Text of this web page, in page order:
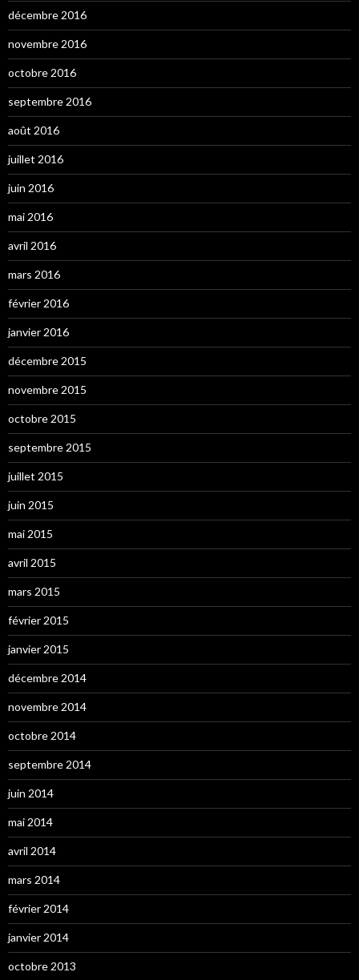
décembre 2016
novembre 2016
octobre 2016
septembre 2016
août 2016
juillet 2016
juin 2016
mai 2016
avril 2016
mars 2016
février 2016
janvier 2016
décembre 2015
novembre 2015
octobre 2015
septembre 2015
juillet 2015
juin 2015
mai 2015
avril 2015
mars 2015
février 2015
janvier 2015
décembre 2014
novembre 2014
octobre 2014
septembre 2014
juin 2014
mai 2014
avril 2014
mars 2014
février 2014
janvier 2014
octobre 2013